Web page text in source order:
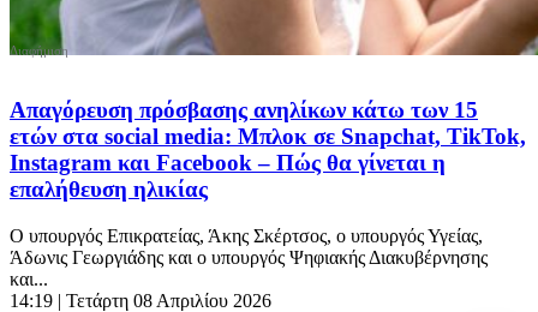
Απαγόρευση πρόσβασης ανηλίκων κάτω των 15
ετών στα social media: Μπλοκ σε Snapchat, TikTok,
Instagram και Facebook – Πώς θα γίνεται η
επαλήθευση ηλικίας
Ο υπουργός Επικρατείας, Άκης Σκέρτσος, ο υπουργός Υγείας,
Άδωνις Γεωργιάδης και ο υπουργός Ψηφιακής Διακυβέρνησης
και...
14:19 | Τετάρτη 08 Απριλίου 2026